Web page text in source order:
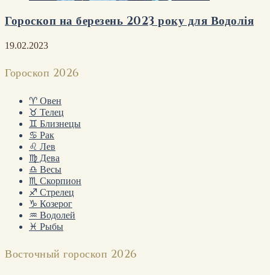
Гороскоп на березень 2023 року для Водолія
19.02.2023
Гороскоп 2026
♈ Овен
♉ Телец
♊ Близнецы
♋ Рак
♌ Лев
♍ Дева
♎ Весы
♏ Скорпион
♐ Стрелец
♑ Козерог
♒ Водолей
♓ Рыбы
Восточный гороскоп 2026